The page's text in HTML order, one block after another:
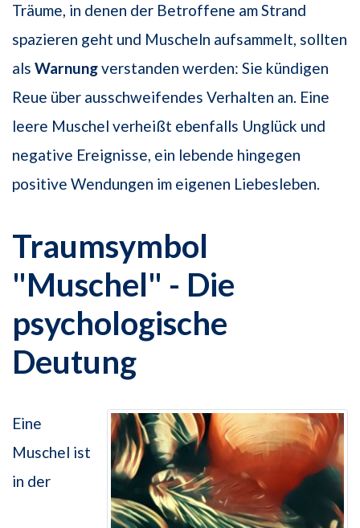
Träume, in denen der Betroffene am Strand
spazieren geht und Muscheln aufsammelt, sollten
als Warnungverstanden werden: Sie kündigen
Reue über ausschweifendes Verhalten an. Eine
leere Muschel verheißt ebenfalls Unglück und
negative Ereignisse, ein lebende hingegen
positive Wendungen im eigenen Liebesleben.
Traumsymbol
"Muschel" - Die
psychologische
Deutung
Eine
Muschel ist
in der